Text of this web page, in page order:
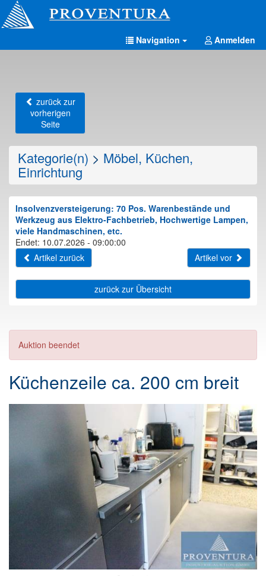
Navigation Anmelden
zurück zur
vorherigen
Seite
Kategorie(n) > Möbel, Küchen,
Einrichtung
Insolvenzversteigerung: 70 Pos. Warenbestände und
Werkzeug aus Elektro-Fachbetrieb, Hochwertige Lampen,
viele Handmaschinen, etc.
Endet: 10.07.2026 - 09:00:00
Artikel zurück
Artikel vor
zurück zur Übersicht
Auktion beendet
Küchenzeile ca. 200 cm breit